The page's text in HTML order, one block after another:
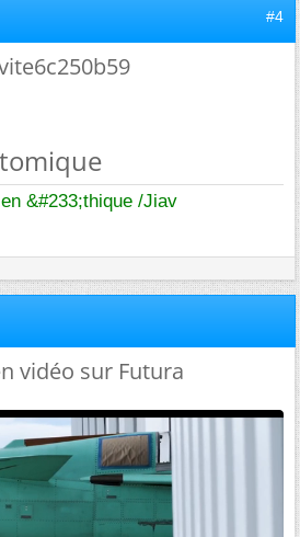
#4
&#233;thique /Jiav
vidéo sur Futura